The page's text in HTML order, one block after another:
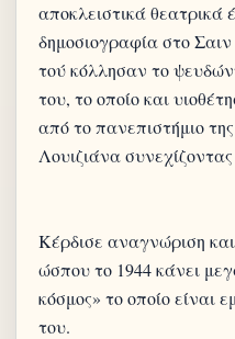
αποκλειστικά θεατρικά
δημοσιογραφία στο
τού κόλλησαν το
του, το οποίο και
από το πανεπιστήμιο
Λουιζιάνα
Κέρδισε αναγνώριση
ώσπου το 1944 κάνει
κόσμος» το οποίο είναι
του.